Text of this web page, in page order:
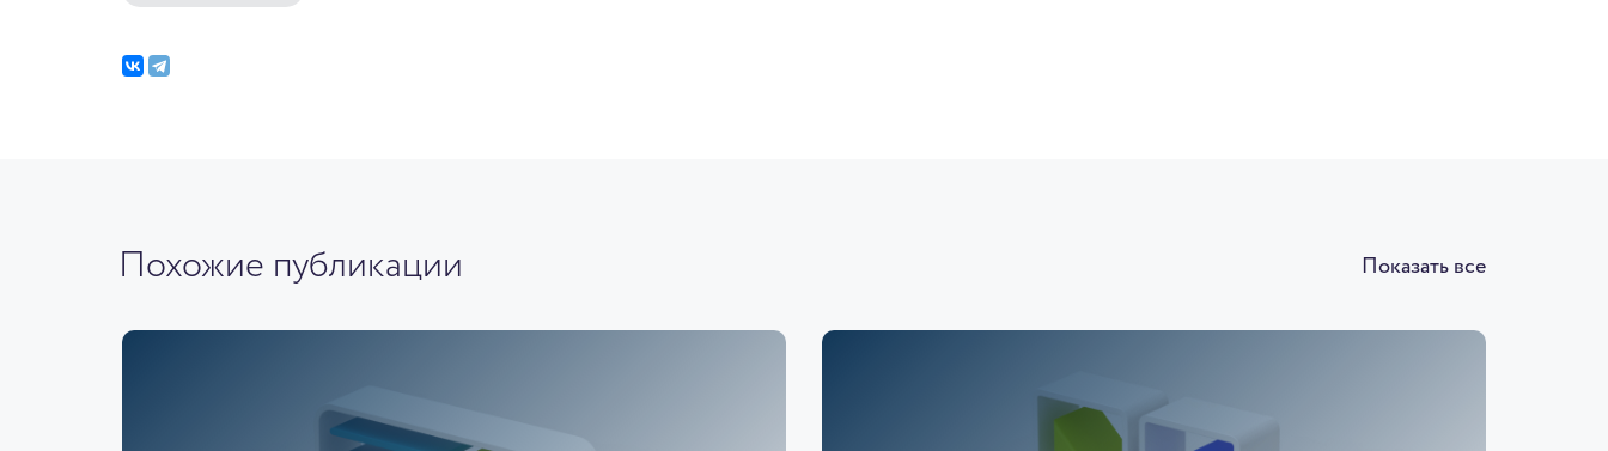
Похожие публикации Показать все